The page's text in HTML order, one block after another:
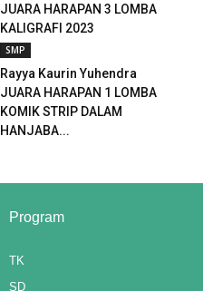
JUARA HARAPAN 3 LOMBA
KALIGRAFI 2023
SMP
Rayya Kaurin Yuhendra
JUARA HARAPAN 1 LOMBA
KOMIK STRIP DALAM
HANJABA...
Program
TK
SD